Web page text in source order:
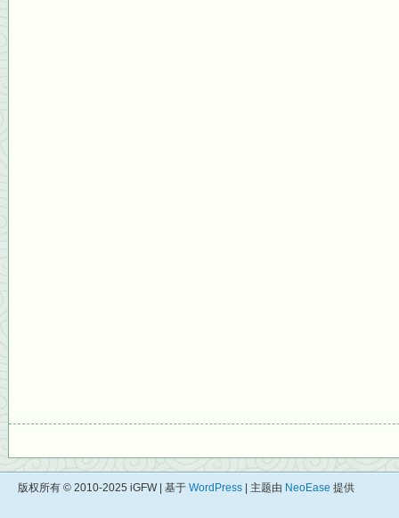
版权所有 © 2010-2025 iGFW | 基于 WordPress | 主题由 NeoEase 提供